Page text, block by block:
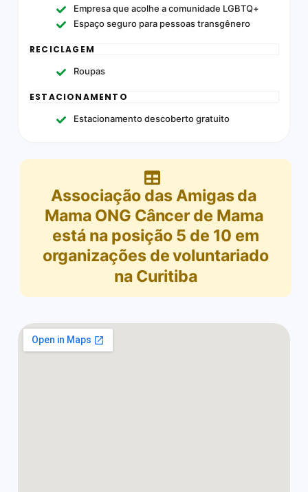
Empresa que acolhe a comunidade LGBTQ+
Espaço seguro para pessoas transgênero
RECICLAGEM
Roupas
ESTACIONAMENTO
Estacionamento descoberto gratuito
Associação das Amigas da
Mama ONG Câncer de Mama
está na posição 5 de 10 em
organizações de voluntariado
na Curitiba